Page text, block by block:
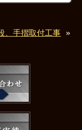
、手摺取付工事 »